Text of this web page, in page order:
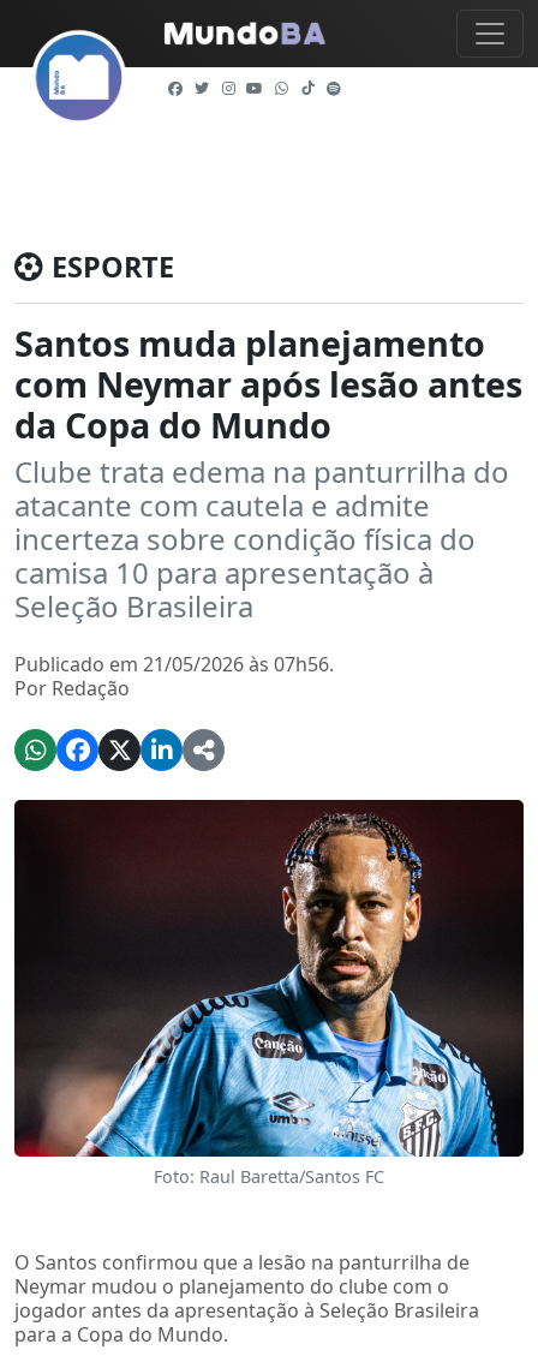
ESPORTE
Santos muda planejamento
com Neymar após lesão antes
da Copa do Mundo
Clube trata edema na panturrilha do
atacante com cautela e admite
incerteza sobre condição física do
camisa 10 para apresentação à
Seleção Brasileira
Publicado em 21/05/2026 às 07h56.
Por Redação
Foto: Raul Baretta/Santos FC
O Santos confirmou que a lesão na panturrilha de
Neymar mudou o planejamento do clube com o
jogador antes da apresentação à Seleção Brasileira
para a Copa do Mundo.